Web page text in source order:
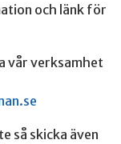
och länk för
vår verksamhet
så skicka även